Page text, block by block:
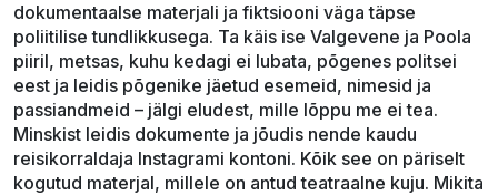
dokumentaalse materjali ja fiktsiooni väga täpse
poliitilise tundlikkusega. Ta käis ise Valgevene ja Poola
piiril, metsas, kuhu kedagi ei lubata, põgenes politsei
eest ja leidis põgenike jäetud esemeid, nimesid ja
passiandmeid – jälgi eludest, mille lõppu me ei tea.
Minskist leidis dokumente ja jõudis nende kaudu
reisikorraldaja Instagrami kontoni. Kõik see on päriselt
kogutud materjal, millele on antud teatraalne kuju. Mikita